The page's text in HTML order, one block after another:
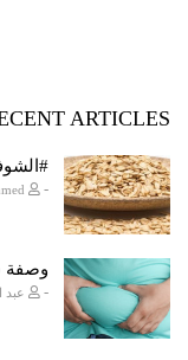
ARTICLES
-
وصفة
- عبد